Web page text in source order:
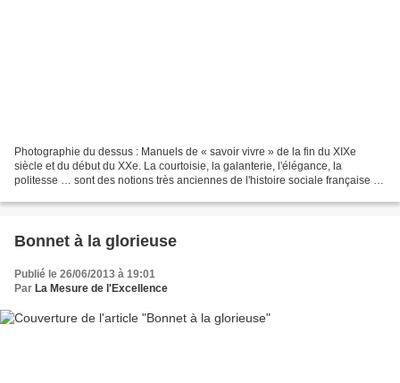
Photographie du dessus : Manuels de « savoir vivre » de la fin du XIXe
siècle et du début du XXe. La courtoisie, la galanterie, l'élégance, la
politesse … sont des notions très anciennes de l'histoire sociale française …
Bonnet à la glorieuse
Publié le 26/06/2013 à 19:01
Par La Mesure de l'Excellence